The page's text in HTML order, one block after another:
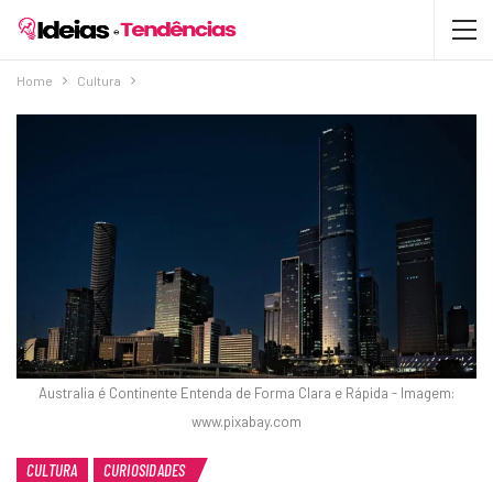
Home Cultura
Australia é Continente Entenda de Forma Clara e Rápida - Imagem:
www.pixabay.com
CULTURA CURIOSIDADES